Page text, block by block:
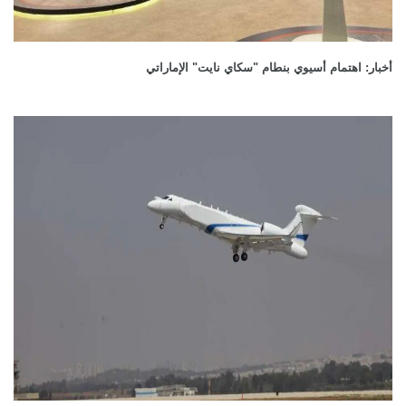
أخبار: اهتمام أسيوي بنطام "سكاي نايت" الإماراتي